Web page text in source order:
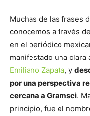
Muchas de las frases
conocemos a través
en el periódico
manifestado una clara
Emiliano Zapata, y
por una perspectiva
cercana a Gramsci.
principio, fue el